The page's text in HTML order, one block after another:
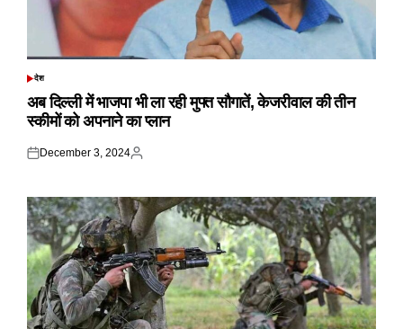
POSTED
देश
अब दिल्ली में भाजपा भी ला रही मुफ्त सौगातें, केजरीवाल की तीन
स्कीमों को अपनाने का प्लान
Posted
December 3, 2024
Posted